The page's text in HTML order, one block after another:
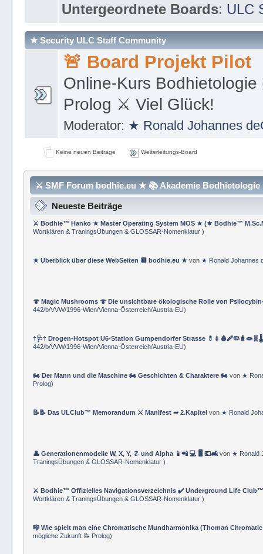
Untergeordnete Boards: ULC
★ Security ULC Staff Community
🚨 Board Projekt Pilot
Online-Kurs
Prolog ⚔ Viel Glück!
Moderator: ★ Ronald Johannes
Keine neuen Beiträge Weiterleitungs-Board
⚔ SMF Forum bodhie.eu ★ 📚 Akademie
Neueste Beiträge
⚔ Bodhie™ Hanko ★ Master Operating System MOS ★ (⚜ Bodhie™
Wortklären & TraningsÜbungen & GLOSSAR-Nomenklatur)
★ Überblick über diese WebSeiten 🔲 bodhie.eu ★ von ★ Ronald Johannes
🍄 Magic Mushrooms 🍄 Die unsichtbare ökologische Rolle von
442/b/VVW/1996-Wien/Vienna-Österreich/Austria-EU)
†🩺† Drogen-Hotspot U6-Station Gumpendorfer Strasse
442/b/VVW/1996-Wien/Vienna-Österreich/Austria-EU)
🏍 Der Mann und die Maschine 🏍 Geschichten & Charaktere 🏍 von ★
Prolog)
📝📝 Das ULClub™ Memorandum ⚔ Manifest ➦ 2.Kapitelvon ★ Ronald
👤 Generationenmodelle W, X, Y, ☡ und Alpha 📱📲 💻 🖥️ 💶🛋️ von ★ Ronald
TraningsÜbungen & GLOSSAR-Nomenklatur)
⚔️ Bodhie™ Offizielles Navigationsverzeichnis ✔️ Underground Life Club™
Wortklären & TraningsÜbungen & GLOSSAR-Nomenklatur)
🎼 Wie spielt man eine Chromatische Mundharmonika (Thoman
mögliche Zukunft 📝 Prolog)